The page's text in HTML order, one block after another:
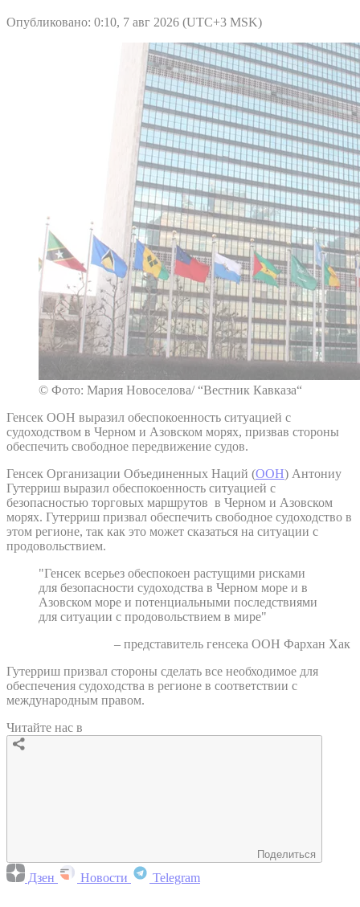
Опубликовано: 0:10, 7 авг 2026 (UTC+3 MSK)
© Фото: Мария Новоселова/ “Вестник Кавказа“
Генсек ООН выразил обеспокоенность ситуацией с
судоходством в Черном и Азовском морях, призвав стороны
обеспечить свободное передвижение судов.
Генсек Организации Объединенных Наций (ООН) Антониу
Гутерриш выразил обеспокоенность ситуацией с
безопасностью торговых маршрутов в Черном и Азовском
морях. Гутерриш призвал обеспечить свободное судоходство в
этом регионе, так как это может сказаться на ситуации с
продовольствием.
"Генсек всерьез обеспокоен растущими рисками
для безопасности судоходства в Черном море и в
Азовском море и потенциальными последствиями
для ситуации с продовольствием в мире"
– представитель генсека ООН Фархан Хак
Гутерриш призвал стороны сделать все необходимое для
обеспечения судоходства в регионе в соответствии с
международным правом.
Читайте нас в
Поделиться
Дзен Новости Telegram